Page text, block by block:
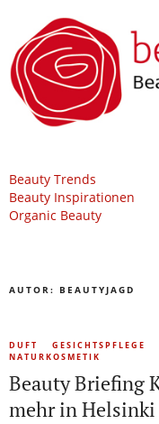
Beauty Trends
Beauty Inspirationen
Organic Beauty
AUTOR: BEAUTYJAGD
DUFT GESICHTSPFLEGE
NATURKOSMETIK
Beauty Briefing
mehr in Helsinki